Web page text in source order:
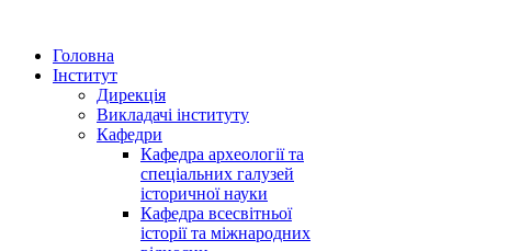
Головна
Інститут
Дирекція
Викладачі інституту
Кафедри
Кафедра археології та
спеціальних галузей
історичної науки
Кафедра всесвітньої
історії та міжнародних